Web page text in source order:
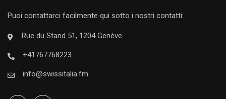
Puoi contattarci facilmente qui sotto i nostri contatti:
Rue du Stand 51, 1204 Genève
+41767768223
info@swissitalia.fm